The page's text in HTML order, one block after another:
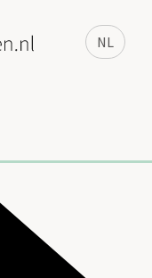
NL